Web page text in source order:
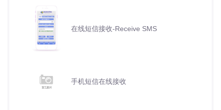
在线短信接收-Receive SMS
手机短信在线接收